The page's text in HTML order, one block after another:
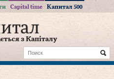
Capital time Капитал 500
з Капіталу